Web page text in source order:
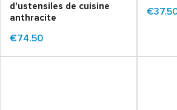
d'ustensiles de cuisine
anthracite
€74.50